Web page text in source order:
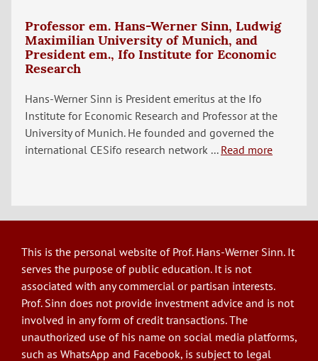
Professor em. Hans-Werner Sinn, Ludwig
Maximilian University of Munich, and
President em., Ifo Institute for Economic
Research
Hans-Werner Sinn is President emeritus at the Ifo
Institute for Economic Research and Professor at the
University of Munich. He founded and governed the
international CESifo research network ... Read more
This is the personal website of Prof. Hans-Werner Sinn. It
serves the purpose of public education. It is not
associated with any commercial or partisan interests.
Prof. Sinn does not provide investment advice and is not
involved in any form of credit transactions. The
unauthorized use of his name on social media platforms,
such as WhatsApp and Facebook, is subject to legal